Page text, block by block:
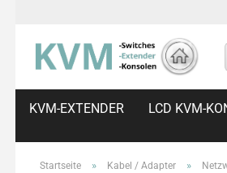
KVM-EXTENDER LCD KVM-
Startseite » Kabel / Adapter »